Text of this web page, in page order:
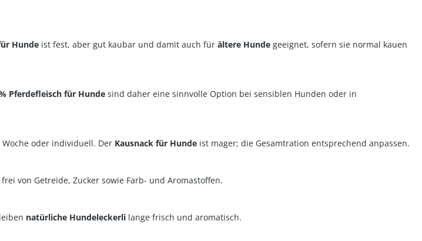
Hunde ist fest, aber gut kaubar und damit auch für ältere Hunde geeignet, sofern sie normal kauen
Pferdefleisch für Hunde sind daher eine sinnvolle Option bei sensiblen Hunden oder in
oder individuell. Der Kausnack für Hunde ist mager; die Gesamtration entsprechend anpassen.
von Getreide, Zucker sowie Farb- und Aromastoffen.
natürliche Hundeleckerli lange frisch und aromatisch.